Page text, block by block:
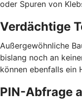
oder Spuren von
Verdächtige
Außergewöhnliche
bislang noch an
können ebenfalls ein
PIN-Abfrage